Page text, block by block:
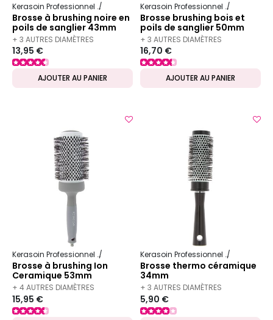
Kerasoin Professionnel Matériel Coiffure Brosse à brushing
Brosse à brushing noire en
poils de sanglier 43mm
+ 3 AUTRES DIAMÈTRES
DISPONIBLES
13,95 €
AJOUTER AU PANIER
Kerasoin Professionnel
Brosse brushing bois et
poils de sanglier 50mm
+ 3 AUTRES DIAMÈTRES
DISPONIBLES
16,70 €
AJOUTER AU PANIER
Kerasoin Professionnel Matériel Coiffure Brosse à brushing
Brosse à brushing Ion
Ceramique 53mm
+ 4 AUTRES DIAMÈTRES
DISPONIBLES
15,95 €
Kerasoin Professionnel
Brosse thermo céramique
34mm
+ 3 AUTRES DIAMÈTRES
DISPONIBLES
5,90 €